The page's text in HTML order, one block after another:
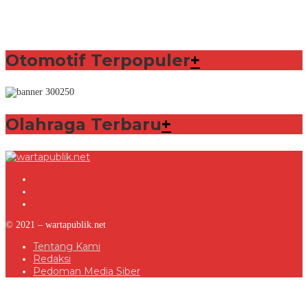
Otomotif Terpopuler+
Olahraga Terbaru+
© 2021 – wartapublik.net
Tentang Kami
Redaksi
Pedoman Media Siber